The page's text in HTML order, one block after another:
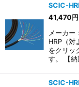
SCIC-
41,470円
メーカ
HRP（対
をクリッ
す。 【
SCIC-